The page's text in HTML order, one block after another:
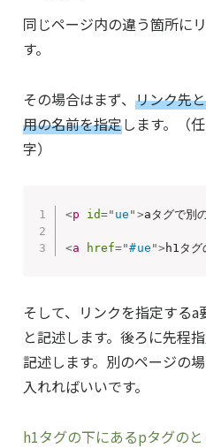
同じページ内の違う箇所に
す。
その場合はまず、 リンク先
用の名前を指定します。（
字）
<p id=" ue " >aタグで別
<a href="#ue ">h1タグ
そして、リンクを指定する
と記述します。後ろに先程
記述します。別のページの
入れればいいです。
h1タグの下にあるpタグの